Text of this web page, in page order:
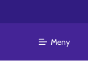
Meny